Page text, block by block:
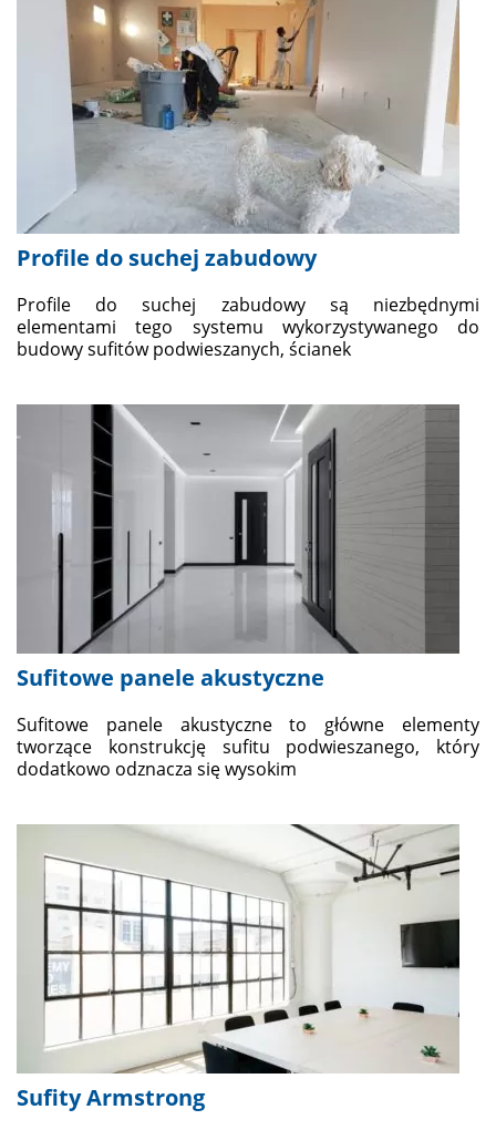
Profile do suchej zabudowy
Profile do suchej zabudowy są niezbędnymi
elementami tego systemu wykorzystywanego do
budowy sufitów podwieszanych, ścianek
Sufitowe panele akustyczne
Sufitowe panele akustyczne to główne elementy
tworzące konstrukcję sufitu podwieszanego, który
dodatkowo odznacza się wysokim
Sufity Armstrong